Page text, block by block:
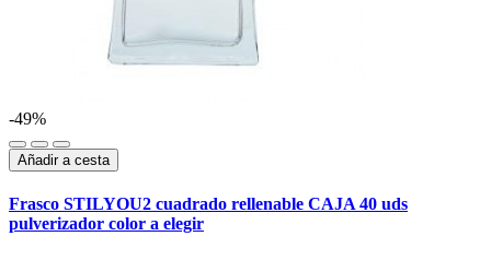
-49%
Añadir a cesta
Frasco STILYOU2 cuadrado rellenable CAJA 40 uds
pulverizador color a elegir